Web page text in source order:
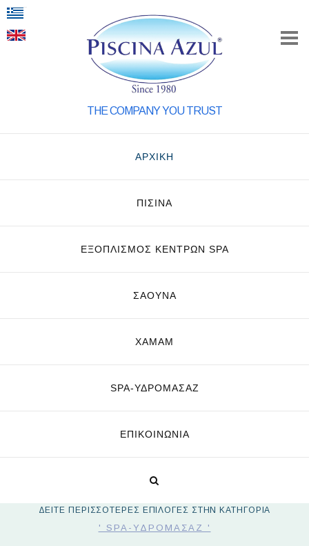
THE COMPANY YOU TRUST
ΑΡΧΙΚΗ
ΠΙΣΙΝΑ
ΕΞΟΠΛΙΣΜΌΣ ΚΈΝΤΡΩΝ SPA
ΣΑΟΥΝΑ
ΧΑΜΑΜ
SPA-ΥΔΡΟΜΑΣΆΖ
ΕΠΙΚΟΙΝΩΝΊΑ
ΔΕΙΤΕ ΠΕΡΙΣΣΟΤΕΡΕΣ ΕΠΙΛΟΓΕΣ ΣΤΗΝ ΚΑΤΗΓΟΡΙΑ
' SPA-ΥΔΡΟΜΑΣΆΖ '